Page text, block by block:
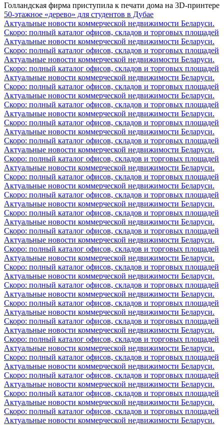
Голландская фирма приступила к печати дома на 3D-принтере
50-этажное «дерево» для студентов в Дубае
Актуальные новости коммерческой недвижимости Беларуси.
Скоро: полный каталог офисов, складов и торговых площадей
Актуальные новости коммерческой недвижимости Беларуси.
Скоро: полный каталог офисов, складов и торговых площадей
Актуальные новости коммерческой недвижимости Беларуси.
Скоро: полный каталог офисов, складов и торговых площадей
Актуальные новости коммерческой недвижимости Беларуси.
Скоро: полный каталог офисов, складов и торговых площадей
Актуальные новости коммерческой недвижимости Беларуси.
Скоро: полный каталог офисов, складов и торговых площадей
Актуальные новости коммерческой недвижимости Беларуси.
Скоро: полный каталог офисов, складов и торговых площадей
Актуальные новости коммерческой недвижимости Беларуси.
Скоро: полный каталог офисов, складов и торговых площадей
Актуальные новости коммерческой недвижимости Беларуси.
Скоро: полный каталог офисов, складов и торговых площадей
Актуальные новости коммерческой недвижимости Беларуси.
Скоро: полный каталог офисов, складов и торговых площадей
Актуальные новости коммерческой недвижимости Беларуси.
Скоро: полный каталог офисов, складов и торговых площадей
Актуальные новости коммерческой недвижимости Беларуси.
Скоро: полный каталог офисов, складов и торговых площадей
Актуальные новости коммерческой недвижимости Беларуси.
Скоро: полный каталог офисов, складов и торговых площадей
Актуальные новости коммерческой недвижимости Беларуси.
Скоро: полный каталог офисов, складов и торговых площадей
Актуальные новости коммерческой недвижимости Беларуси.
Скоро: полный каталог офисов, складов и торговых площадей
Актуальные новости коммерческой недвижимости Беларуси.
Скоро: полный каталог офисов, складов и торговых площадей
Актуальные новости коммерческой недвижимости Беларуси.
Скоро: полный каталог офисов, складов и торговых площадей
Актуальные новости коммерческой недвижимости Беларуси.
Скоро: полный каталог офисов, складов и торговых площадей
Актуальные новости коммерческой недвижимости Беларуси.
Скоро: полный каталог офисов, складов и торговых площадей
Актуальные новости коммерческой недвижимости Беларуси.
Скоро: полный каталог офисов, складов и торговых площадей
Актуальные новости коммерческой недвижимости Беларуси.
Скоро: полный каталог офисов, складов и торговых площадей
Актуальные новости коммерческой недвижимости Беларуси.
Скоро: полный каталог офисов, складов и торговых площадей
Актуальные новости коммерческой недвижимости Беларуси.
Скоро: полный каталог офисов, складов и торговых площадей
Актуальные новости коммерческой недвижимости Беларуси.